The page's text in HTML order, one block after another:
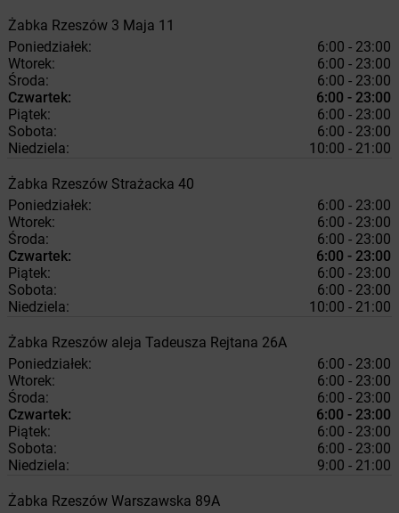
Żabka Rzeszów 3 Maja 11
Poniedziałek:
6:00 - 23:00
Wtorek:
6:00 - 23:00
Środa:
6:00 - 23:00
Czwartek:
6:00 - 23:00
Piątek:
6:00 - 23:00
Sobota:
6:00 - 23:00
Niedziela:
10:00 - 21:00
Żabka Rzeszów Strażacka 40
Poniedziałek:
6:00 - 23:00
Wtorek:
6:00 - 23:00
Środa:
6:00 - 23:00
Czwartek:
6:00 - 23:00
Piątek:
6:00 - 23:00
Sobota:
6:00 - 23:00
Niedziela:
10:00 - 21:00
Żabka Rzeszów aleja Tadeusza Rejtana 26A
Poniedziałek:
6:00 - 23:00
Wtorek:
6:00 - 23:00
Środa:
6:00 - 23:00
Czwartek:
6:00 - 23:00
Piątek:
6:00 - 23:00
Sobota:
6:00 - 23:00
Niedziela:
9:00 - 21:00
Żabka Rzeszów Warszawska 89A